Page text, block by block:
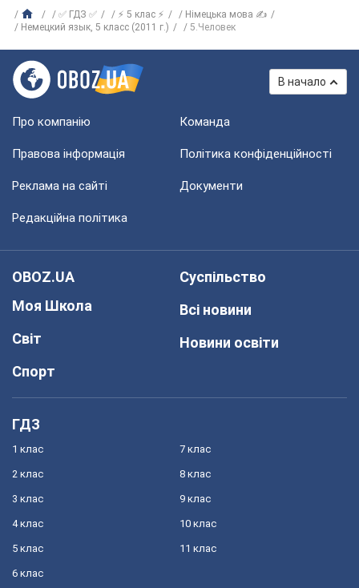
✅ ГДЗ ✅ ⚡ 5 клас ⚡
Німецька мова ✍
Немецкий язык, 5 класс (2011 г.)
5.Человек
В начало
Про компанію Команда
Правова інформація Політика конфіденційності
Реклама на сайті Документи
Редакційна політика
OBOZ.UA
Моя Школа
Світ
Спорт
Суспільство
Всі новини
Новини освіти
ГДЗ
1 клас
2 клас
3 клас
4 клас
5 клас
6 клас
7 клас
8 клас
9 клас
10 клас
11 клас